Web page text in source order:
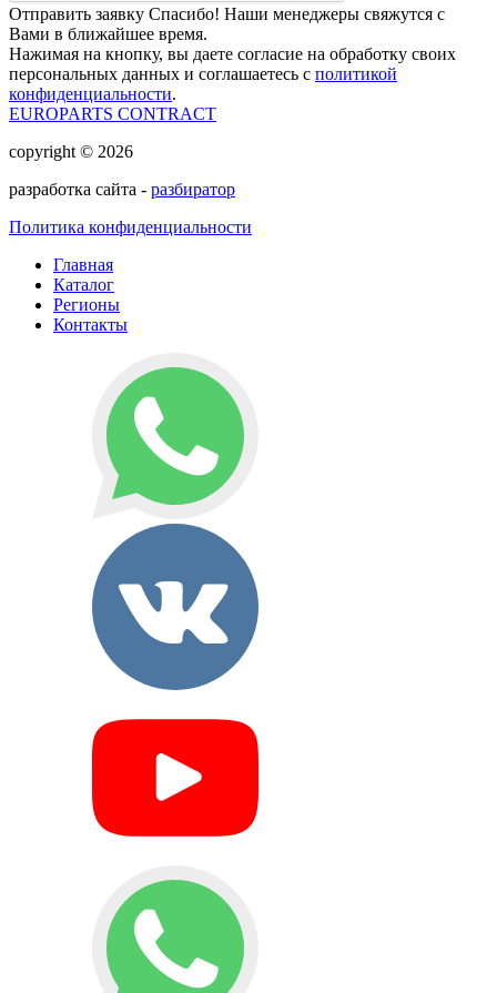
Отправить заявку Спасибо! Наши менеджеры свяжутся с
Вами в ближайшее время.
Нажимая на кнопку, вы даете согласие на обработку своих
персональных данных и соглашаетесь с политикой
конфиденциальности.
EUROPARTS CONTRACT
copyright © 2026
разработка сайта - разбиратор
Политика конфиденциальности
Главная
Каталог
Регионы
Контакты